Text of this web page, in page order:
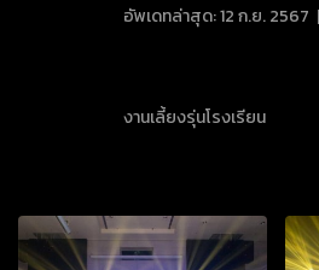
อัพเดทล่าสุด: 12 ก.ย. 2567 |
งานเลี้ยงรุ่นโรงเรียน